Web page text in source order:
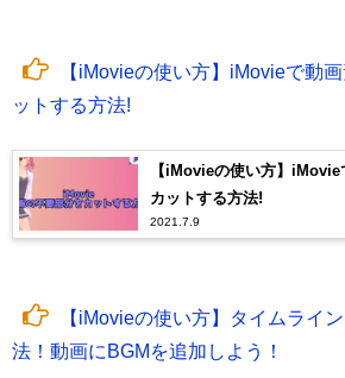
【iMovieの使い方】iMovieで動
ットする方法!
【iMovieの使い方】
カットする方法!
2021.7.9
【iMovieの使い方】タイムライ
法！動画にBGMを追加しよう！